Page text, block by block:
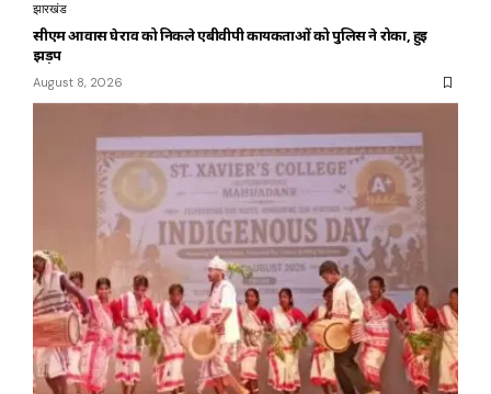
झारखंड
सीएम आवास घेराव को निकले एबीवीपी कार्यकर्ताओं को पुलिस ने रोका, हुई
झड़प
August 8, 2026